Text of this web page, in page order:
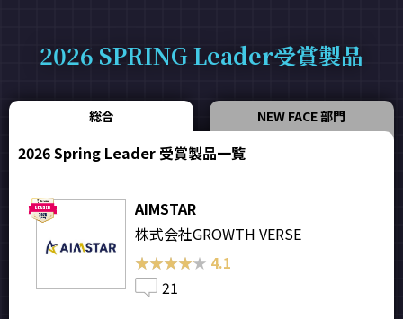
2026 SPRING Leader受賞製品
総合 NEW FACE 部門
2026 Spring Leader 受賞製品一覧
AIMSTAR
株式会社GROWTH VERSE
★★★★★
★★★★★ 4.1
21